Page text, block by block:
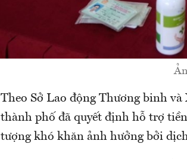
Theo Sở Lao động Thương binh
thành phố đã quyết định hỗ trợ
tượng khó khăn ảnh hưởng bởi